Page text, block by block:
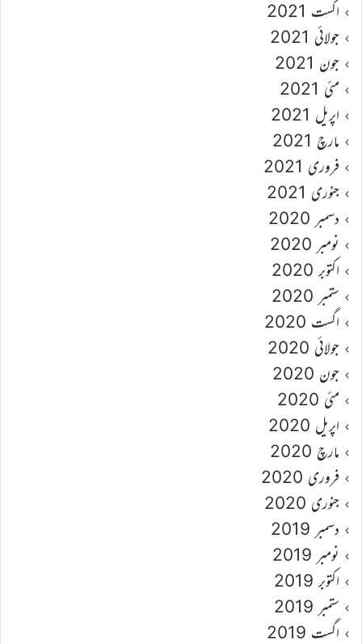
اگست 2021
جولائی 2021
جون 2021
مئی 2021
اپریل 2021
مارچ 2021
فروری 2021
جنوری 2021
دسمبر 2020
نومبر 2020
اکتوبر 2020
ستمبر 2020
اگست 2020
جولائی 2020
جون 2020
مئی 2020
اپریل 2020
مارچ 2020
فروری 2020
جنوری 2020
دسمبر 2019
نومبر 2019
اکتوبر 2019
ستمبر 2019
اگست 2019